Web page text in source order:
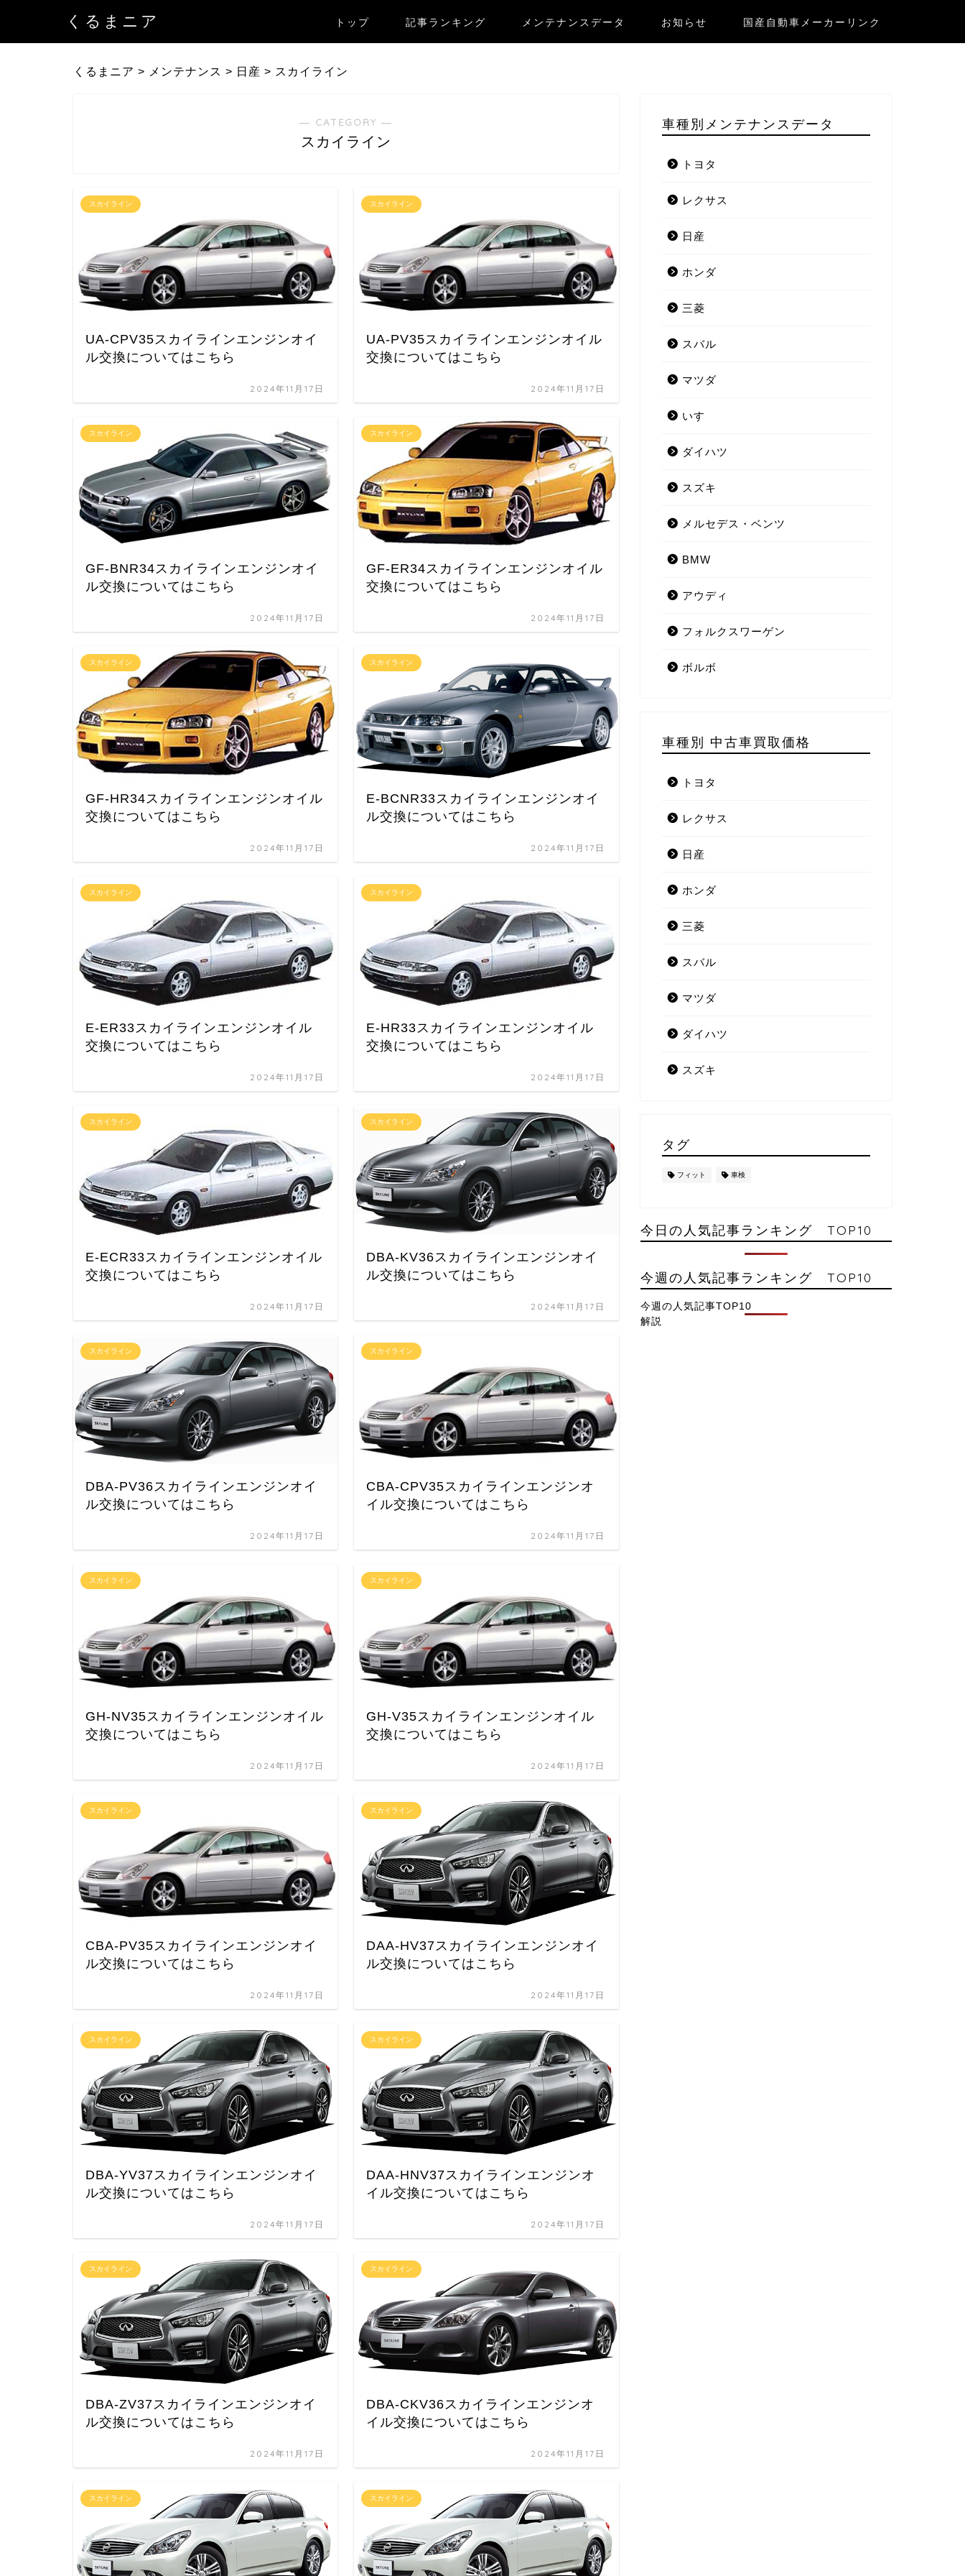
くるまニア トップ 記事ランキング メンテナンスデータ お知らせ 国産自動車メーカーリンク
くるまニア > メンテナンス > 日産 > スカイライン
― CATEGORY ―
スカイライン
スカイライン
UA-CPV35スカイラインエンジンオイ
ル交換についてはこちら
2024年11月17日
スカイライン
UA-PV35スカイラインエンジンオイル
交換についてはこちら
2024年11月17日
スカイライン
GF-BNR34スカイラインエンジンオイ
ル交換についてはこちら
2024年11月17日
スカイライン
GF-ER34スカイラインエンジンオイル
交換についてはこちら
2024年11月17日
スカイライン
GF-HR34スカイラインエンジンオイル
交換についてはこちら
2024年11月17日
スカイライン
E-BCNR33スカイラインエンジンオイ
ル交換についてはこちら
2024年11月17日
スカイライン
E-ER33スカイラインエンジンオイル
交換についてはこちら
2024年11月17日
スカイライン
E-HR33スカイラインエンジンオイル
交換についてはこちら
2024年11月17日
スカイライン
E-ECR33スカイラインエンジンオイル
交換についてはこちら
2024年11月17日
スカイライン
DBA-KV36スカイラインエンジンオイ
ル交換についてはこちら
2024年11月17日
スカイライン
DBA-PV36スカイラインエンジンオイ
ル交換についてはこちら
2024年11月17日
スカイライン
CBA-CPV35スカイラインエンジンオ
イル交換についてはこちら
2024年11月17日
スカイライン
GH-NV35スカイラインエンジンオイル
交換についてはこちら
2024年11月17日
スカイライン
GH-V35スカイラインエンジンオイル
交換についてはこちら
2024年11月17日
スカイライン
CBA-PV35スカイラインエンジンオイ
ル交換についてはこちら
2024年11月17日
スカイライン
DAA-HV37スカイラインエンジンオイ
ル交換についてはこちら
2024年11月17日
スカイライン
DBA-YV37スカイラインエンジンオイ
ル交換についてはこちら
2024年11月17日
スカイライン
DAA-HNV37スカイラインエンジンオ
イル交換についてはこちら
2024年11月17日
スカイライン
DBA-ZV37スカイラインエンジンオイ
ル交換についてはこちら
2024年11月17日
スカイライン
DBA-CKV36スカイラインエンジンオ
イル交換についてはこちら
2024年11月17日
スカイライン スカイライン
車種別メンテナンスデータ
トヨタ
レクサス
日産
ホンダ
三菱
スバル
マツダ
いすゞ
ダイハツ
スズキ
メルセデス・ベンツ
BMW
アウディ
フォルクスワーゲン
ボルボ
車種別 中古車買取価格
トヨタ
レクサス
日産
ホンダ
三菱
スバル
マツダ
ダイハツ
スズキ
タグ
フィット 車検
今日の人気記事ランキング TOP10
今週の人気記事ランキング TOP10
今週の人気記事TOP10
解説